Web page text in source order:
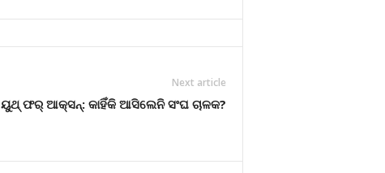
Next article
ୟୁଥ୍ ଫର୍ ଆକ୍ସନ୍: କାହିଁକି ଆସିଲେନି ସଂଘ ଚାଳକ?